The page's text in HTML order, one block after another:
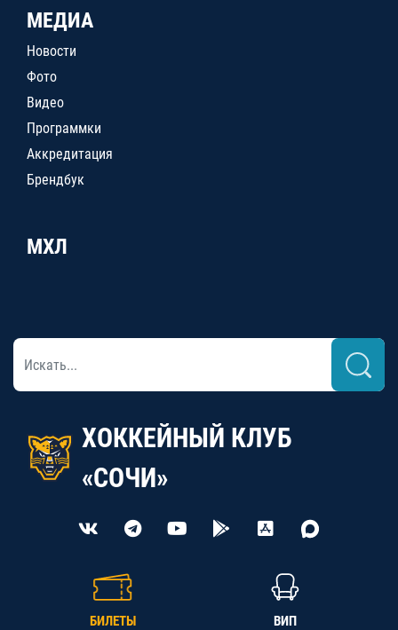
МЕДИА
Новости
Фото
Видео
Программки
Аккредитация
Брендбук
МХЛ
ХОККЕЙНЫЙ КЛУБ
«СОЧИ»
БИЛЕТЫ ВИП